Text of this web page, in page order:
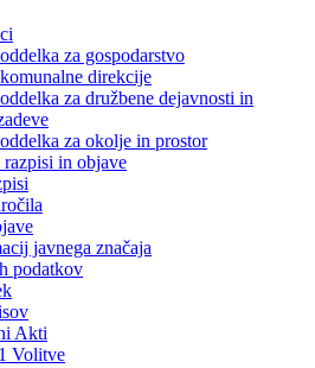
za gospodarstvo
direkcije
za družbene dejavnosti in
za okolje in prostor
razpisi in objave
javnega značaja
podatkov
Akti
Volitve